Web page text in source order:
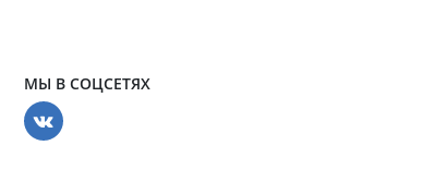
МЫ В СОЦСЕТЯХ